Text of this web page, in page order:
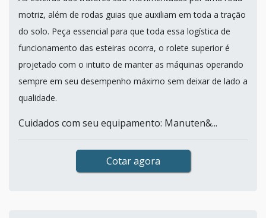
motriz, além de rodas guias que auxiliam em toda a tração
do solo. Peça essencial para que toda essa logística de
funcionamento das esteiras ocorra, o rolete superior é
projetado com o intuito de manter as máquinas operando
sempre em seu desempenho máximo sem deixar de lado a
qualidade.
Cuidados com seu equipamento: Manuten&...
Cotar agora